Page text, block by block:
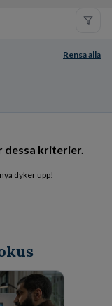
Rensa alla
dessa kriterier.
dyker upp!